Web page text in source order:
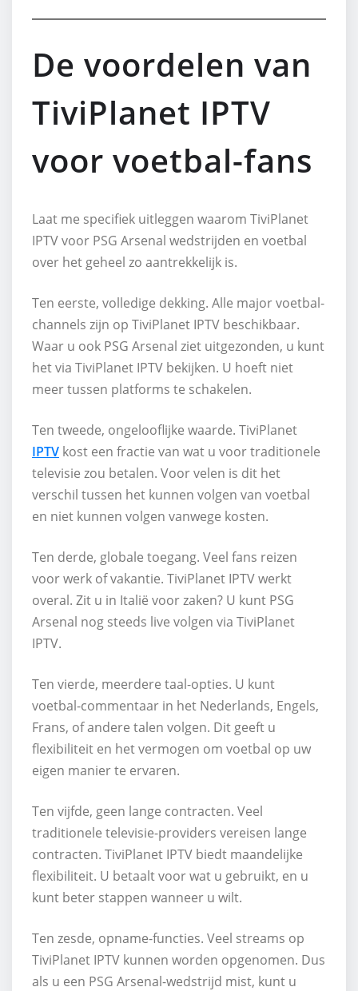
De voordelen van
TiviPlanet IPTV
voor voetbal-fans
Laat me specifiek uitleggen waarom TiviPlanet
IPTV voor PSG Arsenal wedstrijden en voetbal
over het geheel zo aantrekkelijk is.
Ten eerste, volledige dekking. Alle major voetbal-
channels zijn op TiviPlanet IPTV beschikbaar.
Waar u ook PSG Arsenal ziet uitgezonden, u kunt
het via TiviPlanet IPTV bekijken. U hoeft niet
meer tussen platforms te schakelen.
Ten tweede, ongelooflijke waarde. TiviPlanet
IPTV kost een fractie van wat u voor traditionele
televisie zou betalen. Voor velen is dit het
verschil tussen het kunnen volgen van voetbal
en niet kunnen volgen vanwege kosten.
Ten derde, globale toegang. Veel fans reizen
voor werk of vakantie. TiviPlanet IPTV werkt
overal. Zit u in Italië voor zaken? U kunt PSG
Arsenal nog steeds live volgen via TiviPlanet
IPTV.
Ten vierde, meerdere taal-opties. U kunt
voetbal-commentaar in het Nederlands, Engels,
Frans, of andere talen volgen. Dit geeft u
flexibiliteit en het vermogen om voetbal op uw
eigen manier te ervaren.
Ten vijfde, geen lange contracten. Veel
traditionele televisie-providers vereisen lange
contracten. TiviPlanet IPTV biedt maandelijke
flexibiliteit. U betaalt voor wat u gebruikt, en u
kunt beter stappen wanneer u wilt.
Ten zesde, opname-functies. Veel streams op
TiviPlanet IPTV kunnen worden opgenomen. Dus
als u een PSG Arsenal-wedstrijd mist, kunt u